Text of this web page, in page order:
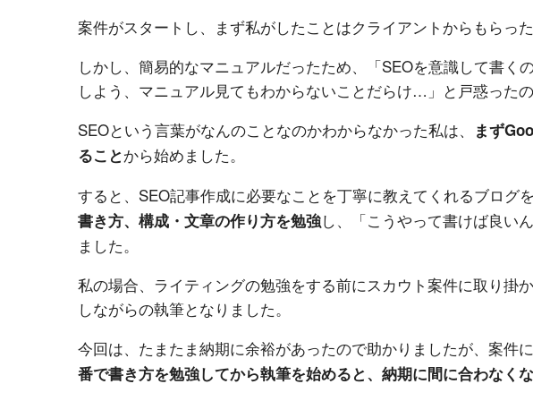
案件がスタートし、まず私がしたことはクライアントからもらっ
しかし、簡易的なマニュアルだったため、「SEOを意識して書く
しよう、マニュアル見てもわからないことだらけ…」と戸惑ったの
SEOという言葉がなんのことなのかわからなかった私は、
まず
ることから始めました。
すると、SEO記事作成に必要なことを丁寧に教えてくれるブログを
書き方、構成・文章の作り方を勉強し、「こうやって書けば良い
ました。
私の場合、ライティングの勉強をする前にスカウト案件に取り掛
しながらの執筆となりました。
今回は、たまたま納期に余裕があったので助かりましたが、案件
番で書き方を勉強してから執筆を始めると、納期に間に合わなく